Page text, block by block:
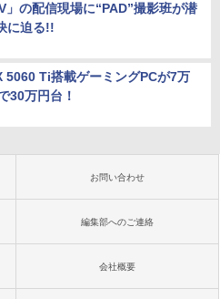
」の配信現場に“PAD”撮影班が潜
に迫る!!
5060 Ti搭載ゲーミングPCが7万
30万円台！
お問い合わせ
編集部へのご連絡
会社概要